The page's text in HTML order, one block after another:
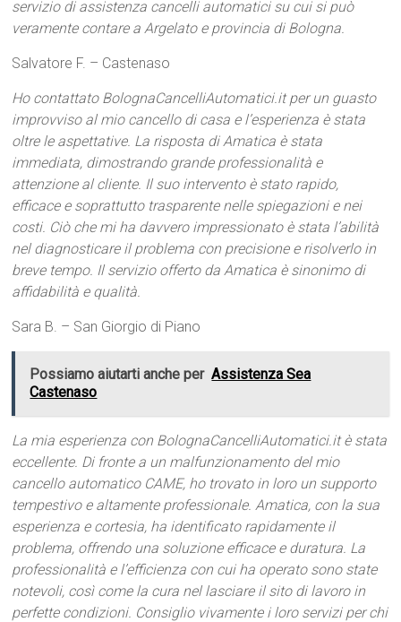
servizio di assistenza cancelli automatici su cui si può
veramente contare a Argelato e provincia di Bologna.
Salvatore F. – Castenaso
Ho contattato BolognaCancelliAutomatici.it per un guasto
improvviso al mio cancello di casa e l’esperienza è stata
oltre le aspettative. La risposta di Amatica è stata
immediata, dimostrando grande professionalità e
attenzione al cliente. Il suo intervento è stato rapido,
efficace e soprattutto trasparente nelle spiegazioni e nei
costi. Ciò che mi ha davvero impressionato è stata l’abilità
nel diagnosticare il problema con precisione e risolverlo in
breve tempo. Il servizio offerto da Amatica è sinonimo di
affidabilità e qualità.
Sara B. – San Giorgio di Piano
Possiamo aiutarti anche per Assistenza Sea
Castenaso
La mia esperienza con BolognaCancelliAutomatici.it è stata
eccellente. Di fronte a un malfunzionamento del mio
cancello automatico CAME, ho trovato in loro un supporto
tempestivo e altamente professionale. Amatica, con la sua
esperienza e cortesia, ha identificato rapidamente il
problema, offrendo una soluzione efficace e duratura. La
professionalità e l’efficienza con cui ha operato sono state
notevoli, così come la cura nel lasciare il sito di lavoro in
perfette condizioni. Consiglio vivamente i loro servizi per chi